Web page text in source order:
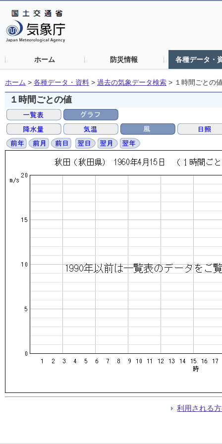
ホーム 防災情報 各種データ・
ホーム > 各種データ・資料 > 過去の気象データ検索 > １時間ごとの
１時間ごとの値
利用される